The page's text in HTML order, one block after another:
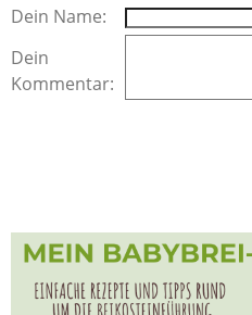
Dein Name:
Dein
Kommentar: